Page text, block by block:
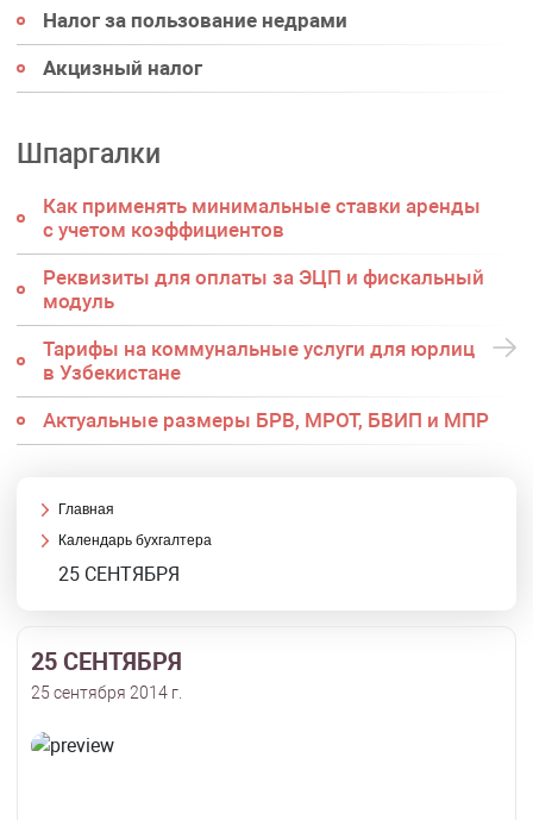
Налог за пользование недрами
Акцизный налог
Шпаргалки
Как применять минимальные ставки аренды
с учетом коэффициентов
Реквизиты для оплаты за ЭЦП и фискальный
модуль
Тарифы на коммунальные услуги для юрлиц
в Узбекистане
Актуальные размеры БРВ, МРОТ, БВИП и МПР
Главная
Календарь бухгалтера
25 СЕНТЯБРЯ
25 СЕНТЯБРЯ
25 сентября 2014 г.